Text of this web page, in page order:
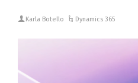
Karla Botello Dynamics 365